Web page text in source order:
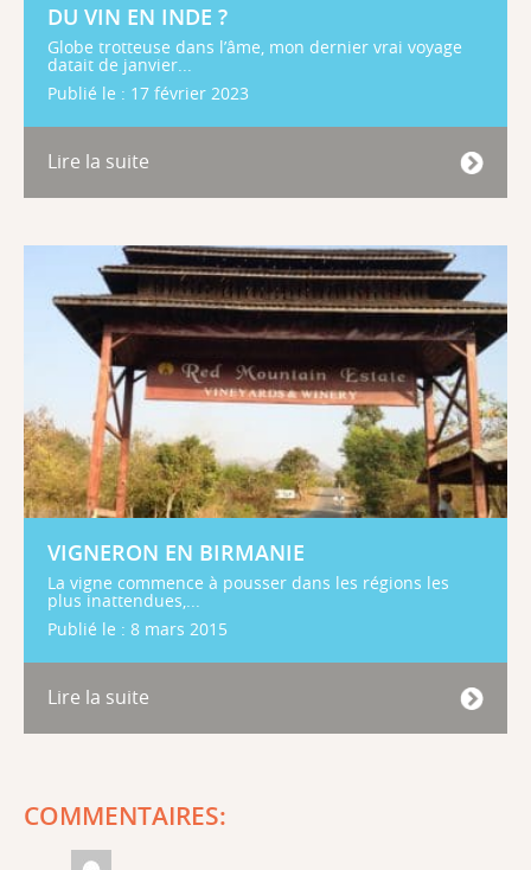
DU VIN EN INDE ?
Globe trotteuse dans l’âme, mon dernier vrai voyage
datait de janvier...
Publié le : 17 février 2023
Lire la suite
VIGNERON EN BIRMANIE
La vigne commence à pousser dans les régions les
plus inattendues,...
Publié le : 8 mars 2015
Lire la suite
COMMENTAIRES: